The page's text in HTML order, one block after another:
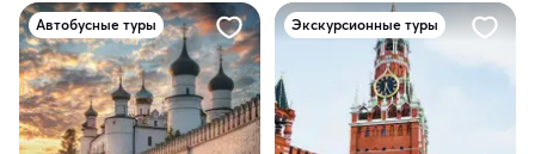
Автобусные туры Экскурсионные туры